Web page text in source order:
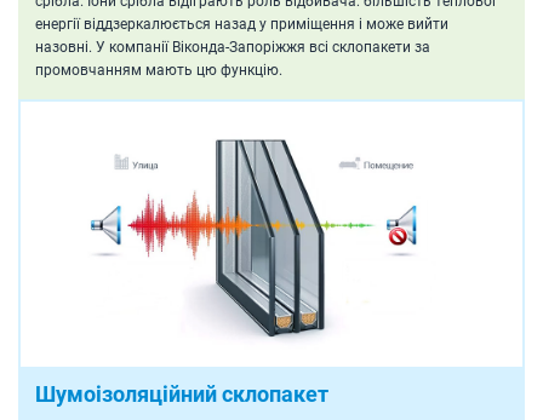
енергії віддзеркалюється назад у приміщення і може вийти
назовні. У компанії Віконда-Запоріжжя всі склопакети за
промовчанням мають цю функцію.
Шумоізоляційний склопакет